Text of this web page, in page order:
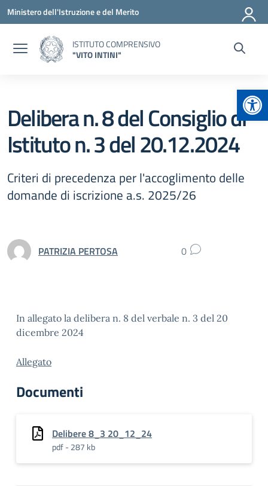
Vai ai contenuti
Vai al menu di navigazione
Vai al footer
Ministero dell'Istruzione e del Merito
ISTITUTO COMPRENSIVO
"VITO INTINI"
Delibera n. 8 del Consiglio di
Istituto n. 3 del 20.12.2024
Criteri di precedenza per l'accoglimento delle
domande di iscrizione a.s. 2025/26
PATRIZIA PERTOSA 0
In allegato la delibera n. 8 del verbale n. 3 del 20
dicembre 2024
Allegato
Documenti
Delibere 8_3 20_12_24
pdf - 287 kb